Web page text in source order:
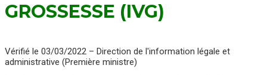
GROSSESSE (IVG)
Vérifié le 03/03/2022 – Direction de l'information légale et
administrative (Première ministre)